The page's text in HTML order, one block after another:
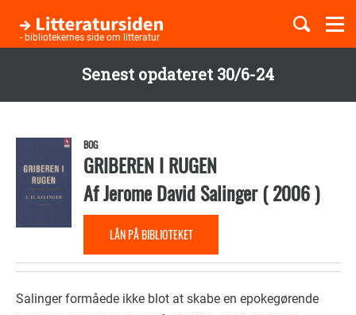
Senest opdateret 30/6-24
hovedindhold
- bibliotekernes side om litteratur
Børnebøger
Temaer
BOG
GRIBEREN I RUGEN
AfJerome David Salinger(2006)
LÅN PÅ BIBLIOTEKET
Salinger formåede ikke blot at skabe en epokegørende